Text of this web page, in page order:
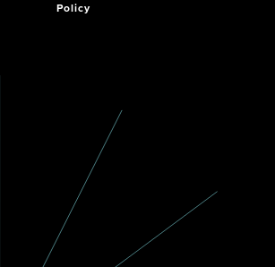
Policy